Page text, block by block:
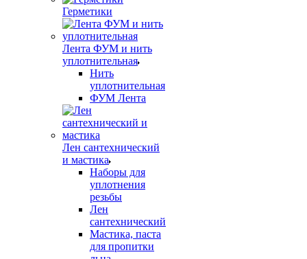
Герметики
Лента ФУМ и нить
уплотнительная
Нить
уплотнительная
ФУМ Лента
Лен сантехнический
и мастика
Наборы для
уплотнения
резьбы
Лен
сантехнический
Мастика, паста
для пропитки